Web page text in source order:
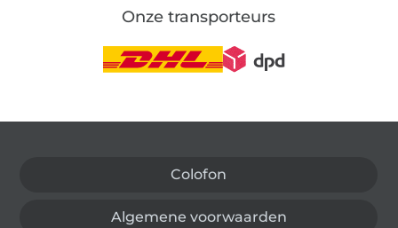
Onze transporteurs
Colofon
Algemene voorwaarden